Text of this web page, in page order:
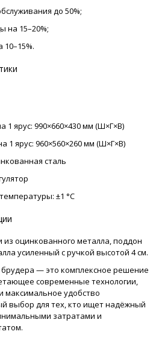
до 50%;
на 15–20%;
ярус: 990×660×430 мм (Ш×Г×В)
ярус: 960×560×260 мм (Ш×Г×В)
сталь
±1 °C
из оцинкованного металла, поддон
усиленный с ручкой высотой 4 см.
— это комплексное решение
современные технологии,
максимальное удобство
выбор для тех, кто ищет надёжный
затратами и